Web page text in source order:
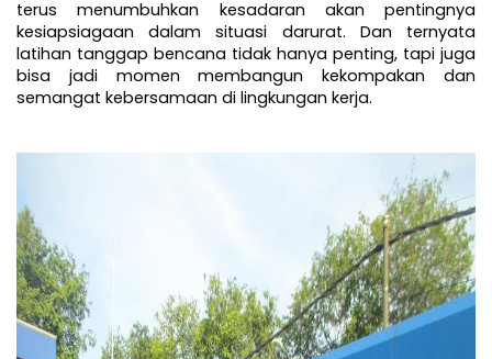
terus menumbuhkan kesadaran akan pentingnya
kesiapsiagaan dalam situasi darurat. Dan ternyata
latihan tanggap bencana tidak hanya penting, tapi juga
bisa jadi momen membangun kekompakan dan
semangat kebersamaan di lingkungan kerja.